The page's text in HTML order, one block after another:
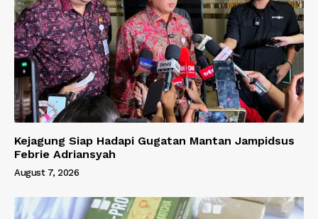
Kejagung Siap Hadapi Gugatan Mantan Jampidsus
Febrie Adriansyah
August 7, 2026